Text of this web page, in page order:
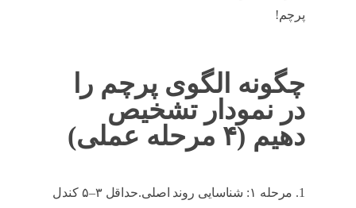
پرچم!
چگونه الگوی پرچم را
در نمودار تشخیص
دهیم (۴ مرحله عملی)
مرحله ۱: شناسایی روند اصلی.حداقل ۳–۵ کندل